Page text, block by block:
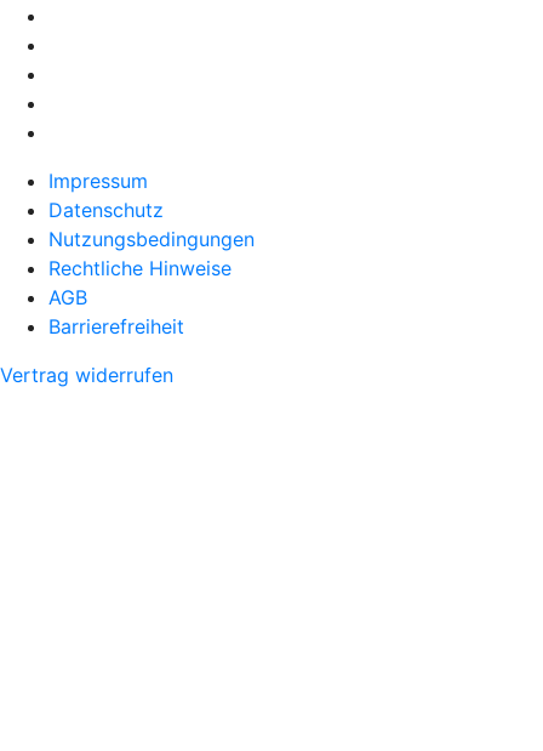
Impressum
Datenschutz
Nutzungsbedingungen
Rechtliche Hinweise
AGB
Barrierefreiheit
Vertrag widerrufen